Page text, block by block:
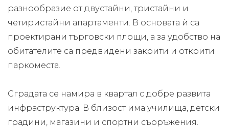
разнообразие от двустайни, тристайни и
четиристайни апартаменти. В основата ѝ са
проектирани търговски площи, а за удобство на
обитателите са предвидени закрити и открити
паркоместа.
Сградата се намира в квартал с добре развита
инфраструктура. В близост има училища, детски
градини, магазини и спортни съоръжения.